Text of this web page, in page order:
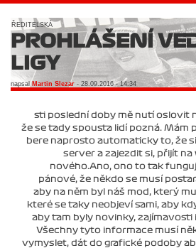
ŘEDITELSKÁ
PROHLÁŠENÍ
LIGY
napsalMartin Slezar - 28.09.2016 - 14:34
sti poslední doby mě nutí oslovit
že se tady spousta lidí pozná. Mám
bere naprosto automaticky to, že
server a zajezdit si, přijít
nového.Ano, ono to tak
pánové, že někdo se musí
aby na něm byl náš mod, který
které se taky neobjeví sami, aby
aby tam byly novinky, zajímavosti
Všechny tyto informace musí
vymyslet, dát do grafické podoby